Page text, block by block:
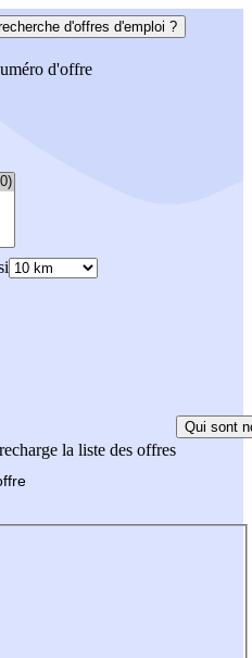
d'offres d'emploi ?
d'offre
la liste des offres
Qui sont